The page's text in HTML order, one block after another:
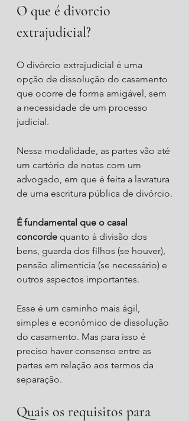
O que é divorcio
extrajudicial?
O divórcio extrajudicial é uma
opção de dissolução do casamento
que ocorre de forma amigável, sem
a necessidade de um processo
judicial.
Nessa modalidade, as partes vão até
um cartório de notas com um
advogado, em que é feita a lavratura
de uma escritura pública de divórcio.
É fundamental que o casal
concorde quanto à divisão dos
bens, guarda dos filhos (se houver),
pensão alimentícia (se necessário) e
outros aspectos importantes.
Esse é um caminho mais ágil,
simples e econômico de dissolução
do casamento. Mas para isso é
preciso haver consenso entre as
partes em relação aos termos da
separação.
Quais os requisitos para